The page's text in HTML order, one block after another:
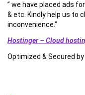
” we have placed ads
& etc. Kindly help us to
inconvenience.”
Hostinger – Cloud
Optimized & Secured